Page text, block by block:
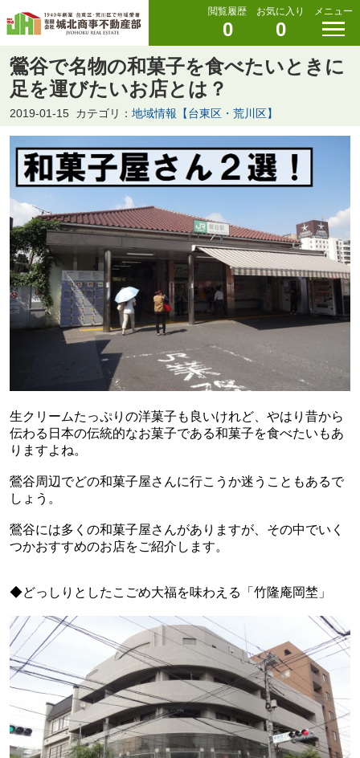
閲覧履歴
0
お気に入り
0
メニュー
鶯谷で名物の和菓子を食べたいときに
足を運びたいお店とは？
2019-01-15 カテゴリ： 地域情報【台東区・荒川区】
生クリームたっぷりの洋菓子も良いけれど、やはり昔から
伝わる日本の伝統的なお菓子である和菓子を食べたいもあ
りますよね。
鶯谷周辺でどの和菓子屋さんに行こうか迷うこともあるで
しょう。
鶯谷には多くの和菓子屋さんがありますが、その中でいく
つかおすすめのお店をご紹介します。
◆どっしりとしたこごめ大福を味わえる「竹隆庵岡埜」